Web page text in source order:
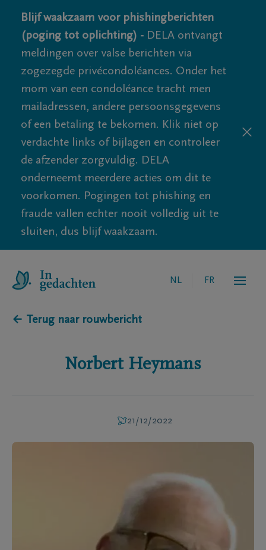
Blijf waakzaam voor phishingberichten
(poging tot oplichting) - DELA ontvangt
meldingen over valse berichten via
zogezegde privécondoléances. Onder het
mom van een condoléance tracht men
mailadressen, andere persoonsgegevens
of een betaling te bekomen. Klik niet op
verdachte links of bijlagen en controleer
de afzender zorgvuldig. DELA
onderneemt meerdere acties om dit te
voorkomen. Pogingen tot phishing en
fraude vallen echter nooit volledig uit te
sluiten, dus blijf waakzaam.
NL FR
← Terug naar rouwbericht
Norbert Heymans
21/12/2022